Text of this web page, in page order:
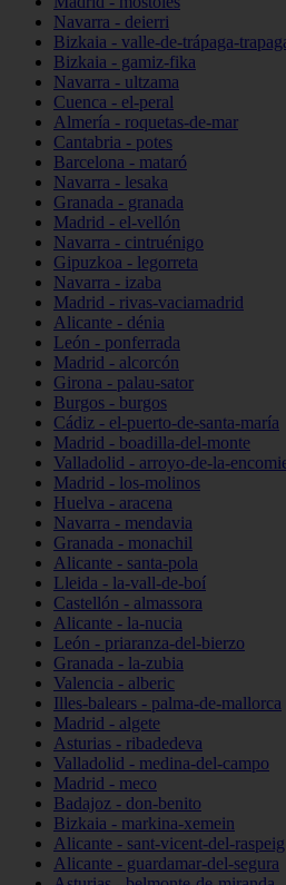
Navarra - deierri
Bizkaia - valle-de-trápaga-
Bizkaia - gamiz-fika
Navarra - ultzama
Cuenca - el-peral
Almería - roquetas-de-mar
Cantabria - potes
Barcelona - mataró
Navarra - lesaka
Granada - granada
Madrid - el-vellón
Navarra - cintruénigo
Gipuzkoa - legorreta
Navarra - izaba
Madrid - rivas-vaciamadrid
Alicante - dénia
León - ponferrada
Madrid - alcorcón
Girona - palau-sator
Burgos - burgos
Cádiz - el-puerto-de-santa-maría
Madrid - boadilla-del-monte
Valladolid - arroyo-de-la-
Madrid - los-molinos
Huelva - aracena
Navarra - mendavia
Granada - monachil
Alicante - santa-pola
Lleida - la-vall-de-boí
Castellón - almassora
Alicante - la-nucia
León - priaranza-del-bierzo
Granada - la-zubia
Valencia - alberic
Illes-balears - palma-de-mallorca
Madrid - algete
Asturias - ribadedeva
Valladolid - medina-del-campo
Madrid - meco
Badajoz - don-benito
Bizkaia - markina-xemein
Alicante - sant-vicent-del-raspeig
Alicante - guardamar-del-segura